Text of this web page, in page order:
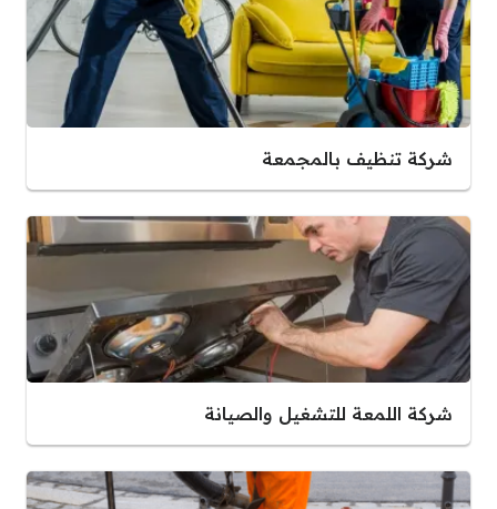
شركة تنظيف بالمجمعة
شركة اللمعة للتشغيل والصيانة